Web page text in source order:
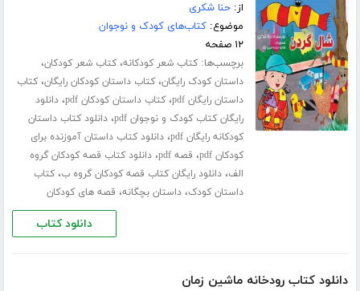
از:حنا شکری
موضوع:کتاب‌های کودک و نوجوان
۱۲ صفحه
برچسب‌ها:کتاب شعر کودکانه،کتاب شعر کودکان،
داستان کودک رایگان،کتاب داستان کودکان رایگان،کتاب
داستان رایگان pdf
،کتاب داستان کودکان pdf ،دانلود
رایگان کتاب کودک و نوجوان pdf
،دانلود کتاب داستان
کودکانه رایگان pdf
،دانلود کتاب داستان آموزنده برای
کودکان pdf
، قصه pdf ،دانلود کتاب قصه کودکان گروه
الف،دانلود رایگان کتاب قصه کودکان گروه ب،کتاب
داستان کودک،داستان بچگانه، قصه های کودکان
دانلود کتاب
دانلود کتاب رودخانه ماشین زمان